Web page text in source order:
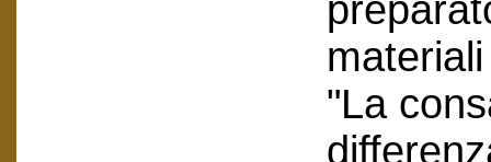
"La